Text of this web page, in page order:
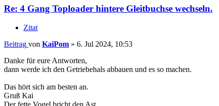
Re: 4 Gang Toploader hintere Gleitbuchse wechseln.
Zitat
Beitrag von KaiPom » 6. Jul 2024, 10:53
Danke für eure Antworten,
dann werde ich den Getriebehals abbauen und es so machen.
Das hört sich am besten an.
Gruß Kai
Der fette Vogel bricht den Ast.